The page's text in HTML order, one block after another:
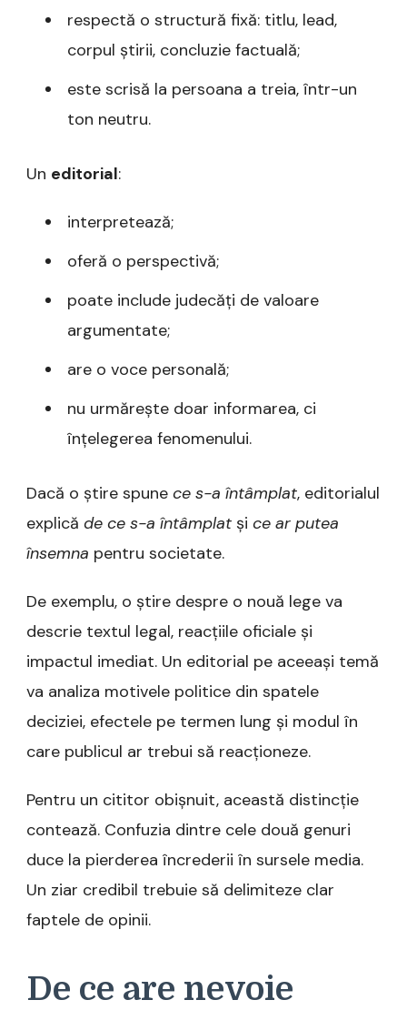
respectă o structură fixă: titlu, lead,
corpul știrii, concluzie factuală;
este scrisă la persoana a treia, într-un
ton neutru.
Un editorial:
interpretează;
oferă o perspectivă;
poate include judecăți de valoare
argumentate;
are o voce personală;
nu urmărește doar informarea, ci
înțelegerea fenomenului.
Dacă o știre spune ce s-a întâmplat, editorialul
explică de ce s-a întâmplat și ce ar putea
însemna pentru societate.
De exemplu, o știre despre o nouă lege va
descrie textul legal, reacțiile oficiale și
impactul imediat. Un editorial pe aceeași temă
va analiza motivele politice din spatele
deciziei, efectele pe termen lung și modul în
care publicul ar trebui să reacționeze.
Pentru un cititor obișnuit, această distincție
contează. Confuzia dintre cele două genuri
duce la pierderea încrederii în sursele media.
Un ziar credibil trebuie să delimiteze clar
faptele de opinii.
De ce are nevoie